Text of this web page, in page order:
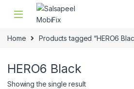
Skip to navigation
Skip to content
Home Products tagged “HERO6
HERO6 Black
Showing the single result